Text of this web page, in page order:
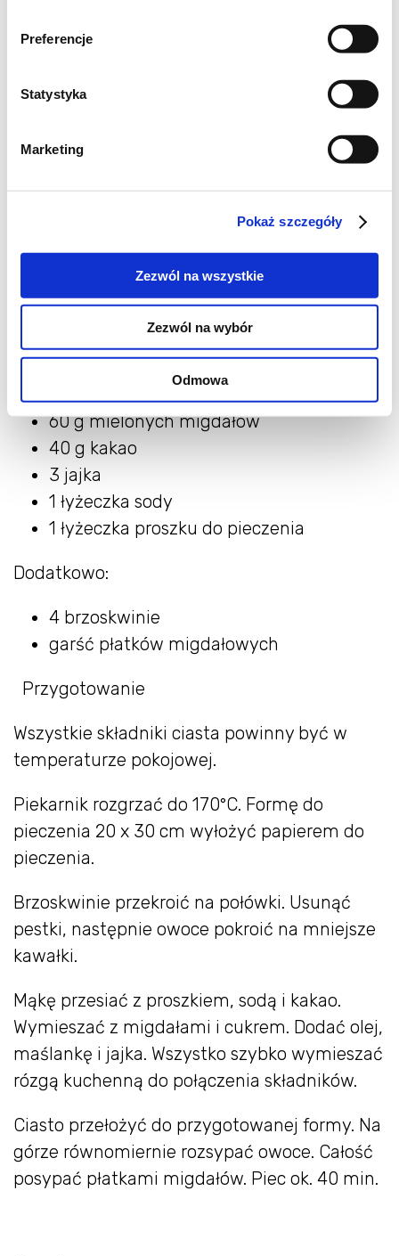
Preferencje
Statystyka
Marketing
Pokaż szczegóły
Zezwól na wszystkie
Zezwól na wybór
Odmowa
125 ml oleju Oliwier
60 g mielonych migdałów
40 g kakao
3 jajka
1 łyżeczka sody
1 łyżeczka proszku do pieczenia
Dodatkowo:
4 brzoskwinie
garść płatków migdałowych
Przygotowanie
Wszystkie składniki ciasta powinny być w
temperaturze pokojowej.
Piekarnik rozgrzać do 170°C. Formę do
pieczenia 20 x 30 cm wyłożyć papierem do
pieczenia.
Brzoskwinie przekroić na połówki. Usunąć
pestki, następnie owoce pokroić na mniejsze
kawałki.
Mąkę przesiać z proszkiem, sodą i kakao.
Wymieszać z migdałami i cukrem. Dodać olej,
maślankę i jajka. Wszystko szybko wymieszać
rózgą kuchenną do połączenia składników.
Ciasto przełożyć do przygotowanej formy. Na
górze równomiernie rozsypać owoce. Całość
posypać płatkami migdałów. Piec ok. 40 min.